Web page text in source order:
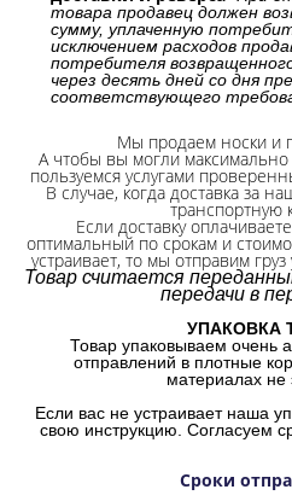
товара продавец должен
сумму, уплаченную
исключением расходов
потребителя
через десять дней со дня
соответствующего
Мы продаем носки и
А чтобы вы могли максимально
пользуемся услугами
В случае, когда доставка за
транспортную
Если доставку
оптимальный по срокам и
устраивает, то мы отправим
Товар считается
передачи в
УПАКОВКА
Товар упаковываем очень
отправлений в плотные
материалах не
Если вас не устраивает наша
свою инструкцию. Согласуем
Сроки